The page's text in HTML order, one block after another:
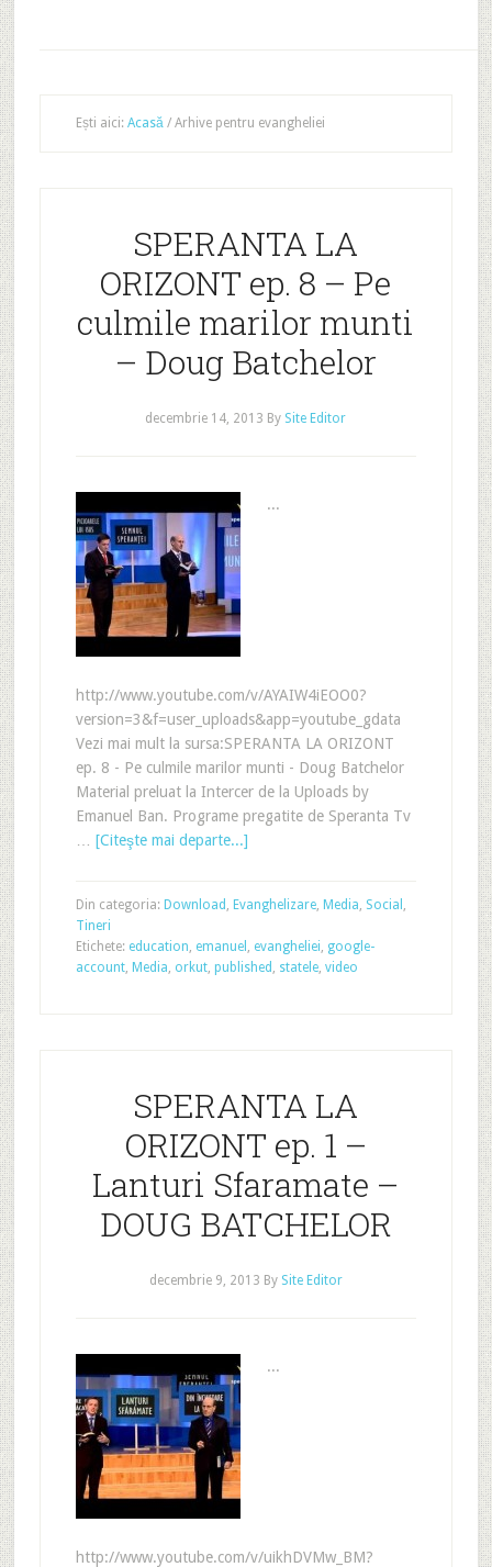
Ești aici: Acasă /Arhive pentru evangheliei
SPERANTA LA
ORIZONT ep. 8 – Pe
culmile marilor munti
– Doug Batchelor
decembrie 14, 2013 By Site Editor
...
http://www.youtube.com/v/AYAIW4iEOO0?
version=3&f=user_uploads&app=youtube_gdata
Vezi mai mult la sursa:SPERANTA LA ORIZONT
ep. 8 - Pe culmile marilor munti - Doug Batchelor
Material preluat la Intercer de la Uploads by
Emanuel Ban. Programe pregatite de Speranta Tv
[Citeşte mai departe...]
Din categoria: Download , Evanghelizare, Media, Social ,
Tineri
Etichete: education, emanuel , evangheliei, google-
account, Media, orkut, published , statele, video
SPERANTA LA
ORIZONT ep. 1 –
Lanturi Sfaramate –
DOUG BATCHELOR
decembrie 9, 2013 By Site Editor
...
http://www.youtube.com/v/uikhDVMw_BM?